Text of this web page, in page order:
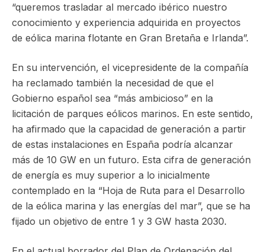
“queremos trasladar al mercado ibérico nuestro
conocimiento y experiencia adquirida en proyectos
de eólica marina flotante en Gran Bretaña e Irlanda”.
En su intervención, el vicepresidente de la compañía
ha reclamado también la necesidad de que el
Gobierno español sea “más ambicioso” en la
licitación de parques eólicos marinos. En este sentido,
ha afirmado que la capacidad de generación a partir
de estas instalaciones en España podría alcanzar
más de 10 GW en un futuro. Esta cifra de generación
de energía es muy superior a lo inicialmente
contemplado en la “Hoja de Ruta para el Desarrollo
de la eólica marina y las energías del mar”, que se ha
fijado un objetivo de entre 1 y 3 GW hasta 2030.